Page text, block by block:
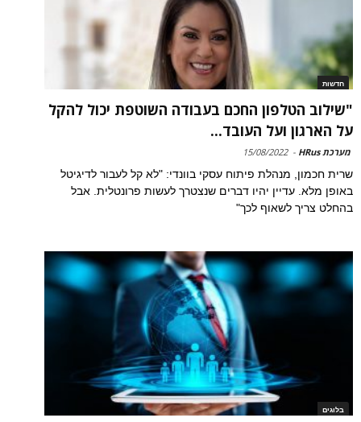
חדשות
"שילוב הטלפון החכם בעבודה השוטפת יכול להקל
על הארגון ועל העובד...
מערכת HRus -
15/08/2022
שרית חכמון, מנהלת פיתוח עסקי בוונדי: "לא קל לעבור לדיגיטל
באופן מלא. עדיין יהיו דברים שנצטרך לעשות פרונטלית. אבל
בהחלט צריך לשאוף לכך"
בלוגים